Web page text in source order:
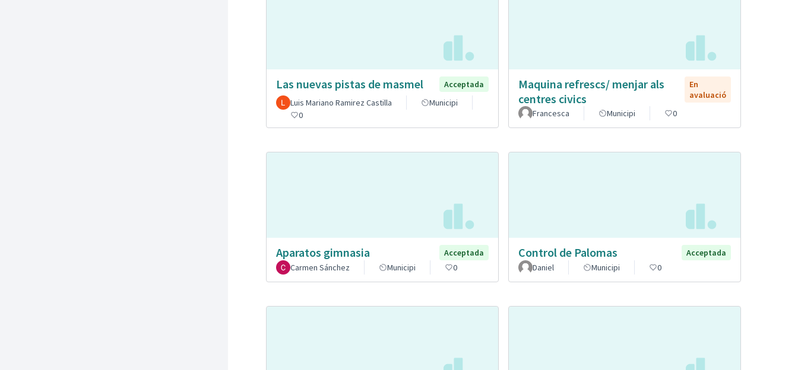
Las nuevas pistas de masmel
Acceptada
Luis Mariano Ramirez Castilla
Municipi
0
Maquina refrescs/ menjar als
centres civics
En
avaluació
Francesca
Municipi 0
Aparatos gimnasia
Acceptada
Carmen Sánchez
Municipi 0
Control de Palomas
Acceptada
Daniel
Municipi 0